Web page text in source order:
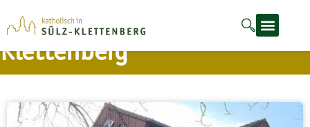
Kindertagesstätten in Sülz-
Klettenberg